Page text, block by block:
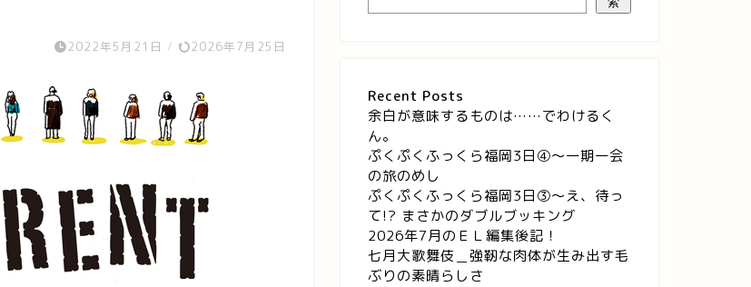
2022年5月21日 / 2026年7月25日
Recent Posts
余白が意味するものは……でわけるく
ん。
ぷくぷくふっくら福岡3日④～一期一会
の旅のめし
ぷくぷくふっくら福岡3日③～え、待っ
て!? まさかのダブルブッキング
2026年7月のＥＬ編集後記！
七月大歌舞伎＿強靭な肉体が生み出す毛
ぶりの素晴らしさ